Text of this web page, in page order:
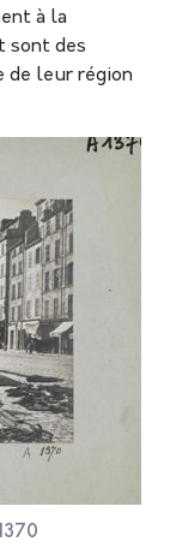
à la
sont des
de leur région